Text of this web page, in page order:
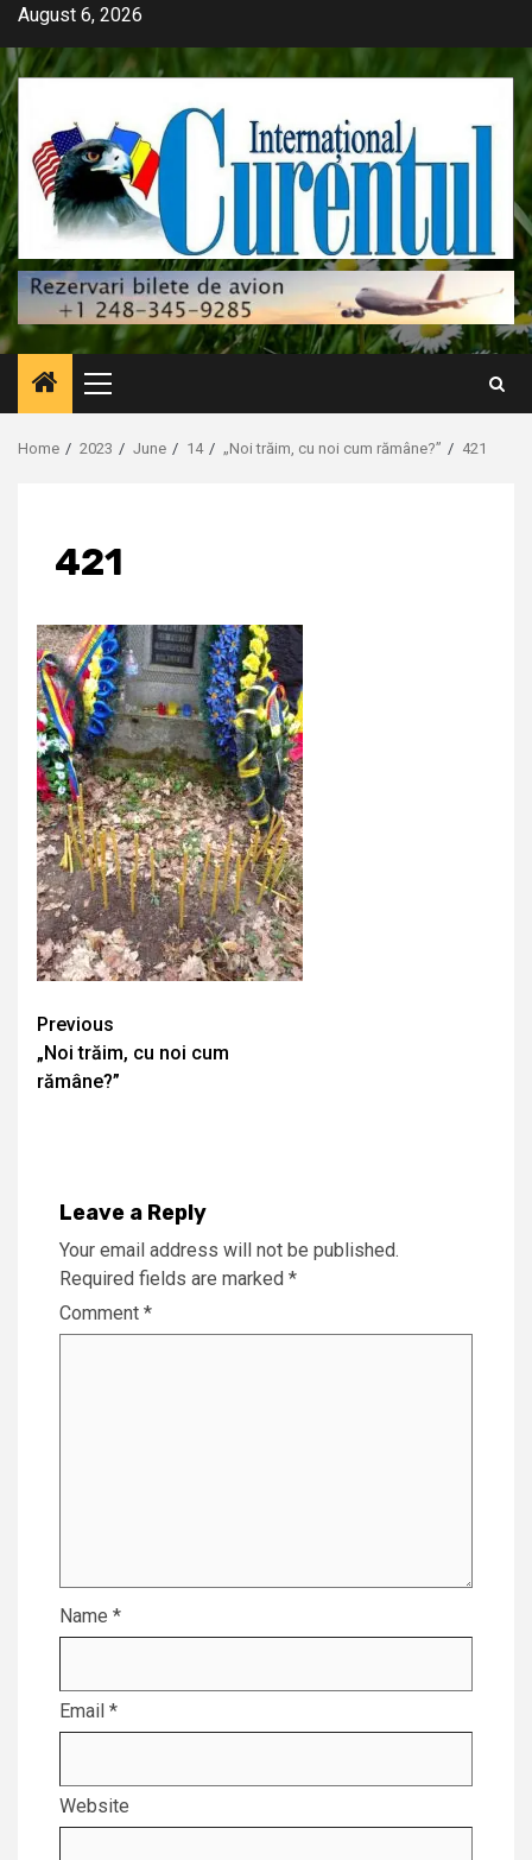
Skip
content
August 6, 2026
Primary
Menu
Home 2023 June 14 „Noi trăim, cu noi cum rămâne?” 421
421
Continue
Reading
Previous
„Noi trăim, cu noi cum
rămâne?”
Leave a Reply
Your email address will not be published.
Required fields are marked *
Comment *
Name *
Email *
Website